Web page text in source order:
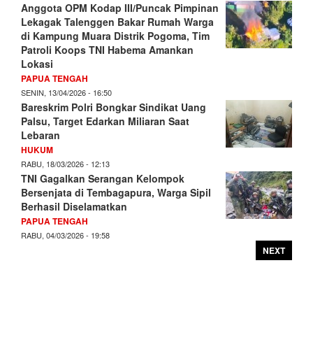
Anggota OPM Kodap III/Puncak Pimpinan
Lekagak Talenggen Bakar Rumah Warga
di Kampung Muara Distrik Pogoma, Tim
Patroli Koops TNI Habema Amankan
Lokasi
PAPUA TENGAH
SENIN, 13/04/2026 - 16:50
Bareskrim Polri Bongkar Sindikat Uang
Palsu, Target Edarkan Miliaran Saat
Lebaran
HUKUM
RABU, 18/03/2026 - 12:13
TNI Gagalkan Serangan Kelompok
Bersenjata di Tembagapura, Warga Sipil
Berhasil Diselamatkan
PAPUA TENGAH
RABU, 04/03/2026 - 19:58
NEXT